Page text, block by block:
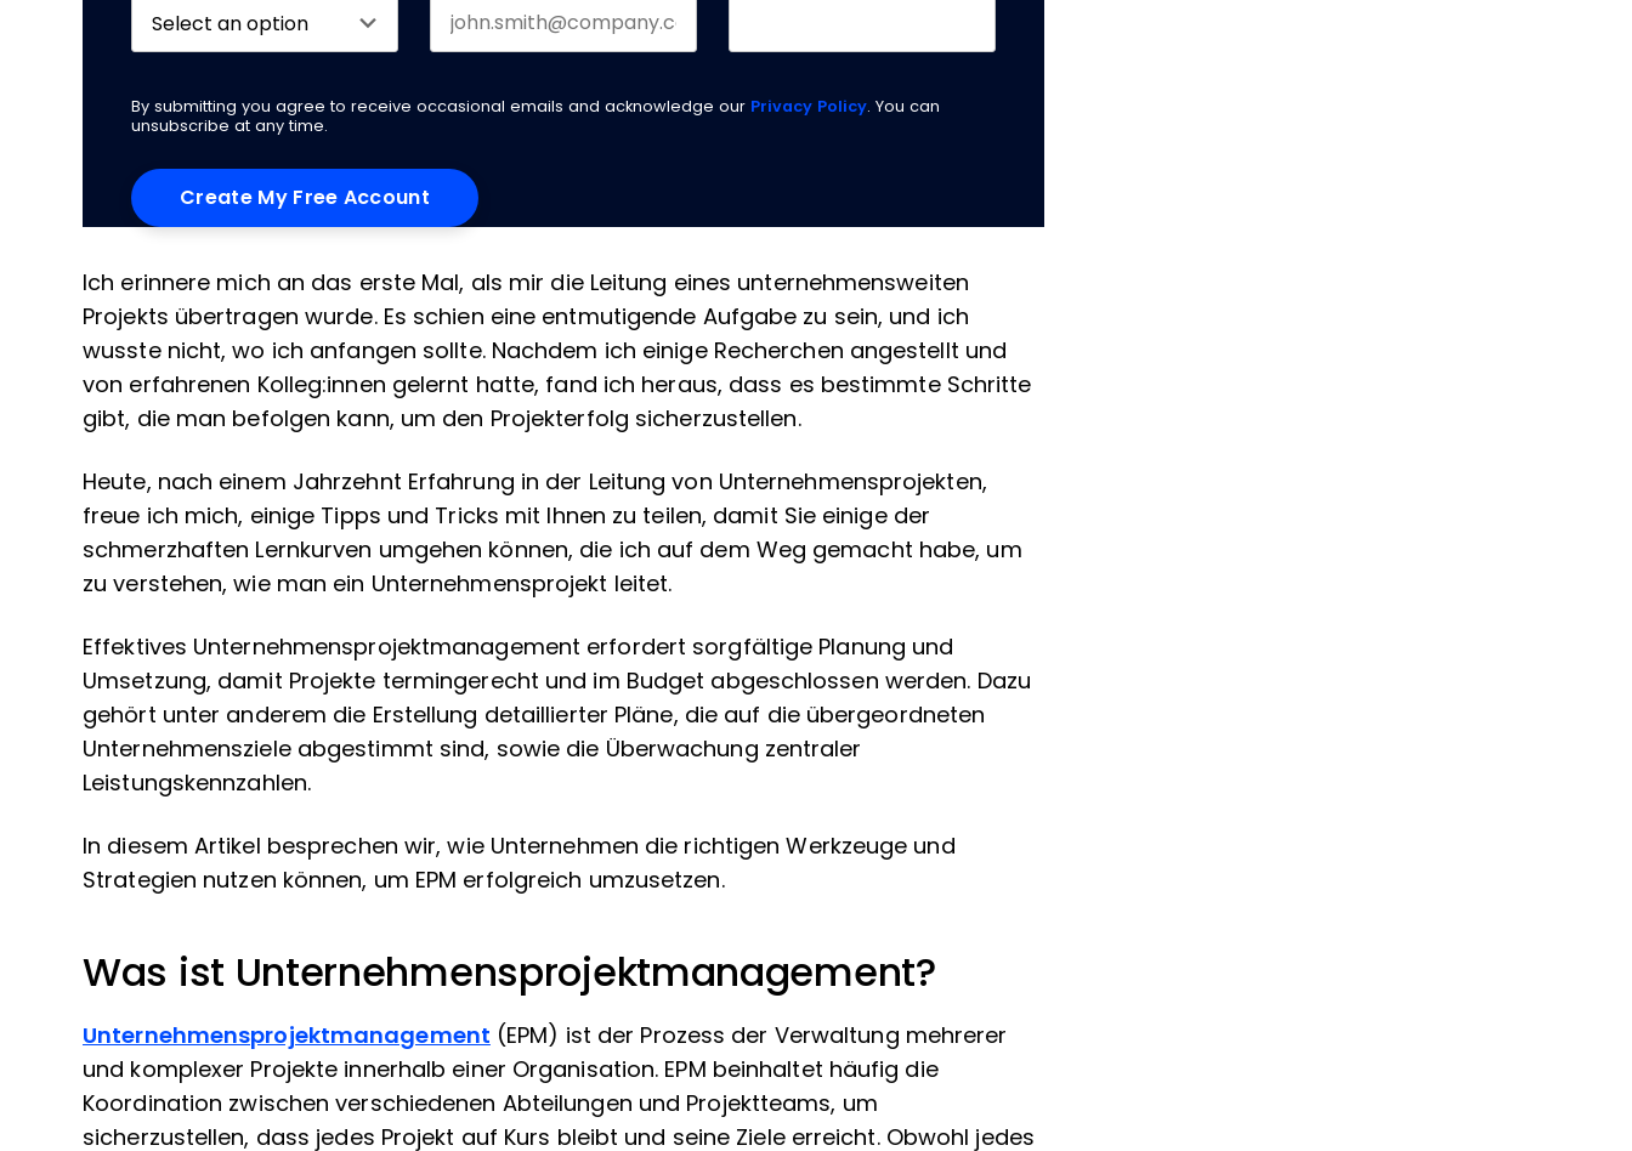
By submitting you agree to receive occasional emails and acknowledge our Privacy Policy. You can
unsubscribe at any time.
Ich erinnere mich an das erste Mal, als mir die Leitung eines unternehmensweiten
Projekts übertragen wurde. Es schien eine entmutigende Aufgabe zu sein, und ich
wusste nicht, wo ich anfangen sollte. Nachdem ich einige Recherchen angestellt und
von erfahrenen Kolleg:innen gelernt hatte, fand ich heraus, dass es bestimmte Schritte
gibt, die man befolgen kann, um den Projekterfolg sicherzustellen.
Heute, nach einem Jahrzehnt Erfahrung in der Leitung von Unternehmensprojekten,
freue ich mich, einige Tipps und Tricks mit Ihnen zu teilen, damit Sie einige der
schmerzhaften Lernkurven umgehen können, die ich auf dem Weg gemacht habe, um
zu verstehen, wie man ein Unternehmensprojekt leitet.
Effektives Unternehmensprojektmanagement erfordert sorgfältige Planung und
Umsetzung, damit Projekte termingerecht und im Budget abgeschlossen werden. Dazu
gehört unter anderem die Erstellung detaillierter Pläne, die auf die übergeordneten
Unternehmensziele abgestimmt sind, sowie die Überwachung zentraler
Leistungskennzahlen.
In diesem Artikel besprechen wir, wie Unternehmen die richtigen Werkzeuge und
Strategien nutzen können, um EPM erfolgreich umzusetzen.
Was ist Unternehmensprojektmanagement?
Unternehmensprojektmanagement (EPM) ist der Prozess der Verwaltung mehrerer
und komplexer Projekte innerhalb einer Organisation. EPM beinhaltet häufig die
Koordination zwischen verschiedenen Abteilungen und Projektteams, um
sicherzustellen, dass jedes Projekt auf Kurs bleibt und seine Ziele erreicht. Obwohl jedes